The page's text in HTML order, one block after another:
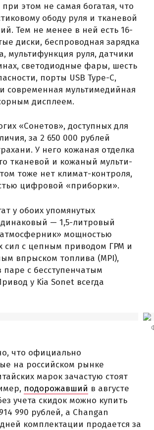
этом не самая богатая, что
ободу руля и тканевой
Тем не менее в ней есть 16-
диски, беспроводная зарядка
мультифункция руля, датчики
светодиодные фары, шесть
порты USB Type-C,
современная мультимедийная
дисплеем.
«Сонетов», доступных для
за 2 650 000 рублей
У него кожаная отделка
тканевой и кожаный мульти-
тоже нет климат-контроля,
цифровой «приборки».
у обоих упомянутых
— 1,5-литровый
мощностью
сил с цепным приводом ГРМ и
впрыском топлива (MPI),
с бесступенчатым
у Kia Sonet всегда
что официально
на российском рынке
марок зачастую стоят
подорожавший в августе
учета скидок можно купить
990 рублей, а Changan
комплектации продается за